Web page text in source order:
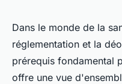
dans la
pour mieux
Dans le monde de la
réglementation et la
prérequis fondamental
offre une vue